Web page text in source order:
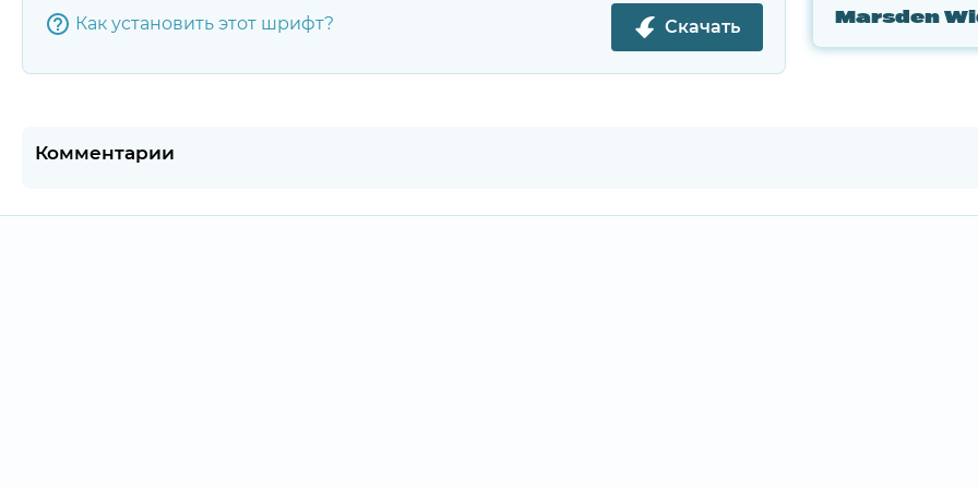
Как установить этот шрифт? Скачать
Комментарии